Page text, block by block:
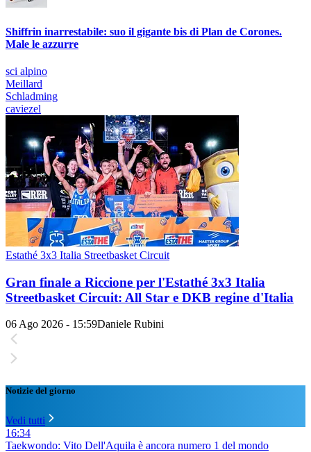
Shiffrin inarrestabile: suo il gigante bis di Plan de Corones.
Male le azzurre
sci alpino
Meillard
Schladming
caviezel
Estathé 3x3 Italia Streetbasket Circuit
Gran finale a Riccione per l'Estathé 3x3 Italia
Streetbasket Circuit: All Star e DKB regine d'Italia
06 Ago 2026 - 15:59Daniele Rubini
Notizie del giorno
Vedi tutti
16:34
Taekwondo: Vito Dell'Aquila è ancora numero 1 del mondo